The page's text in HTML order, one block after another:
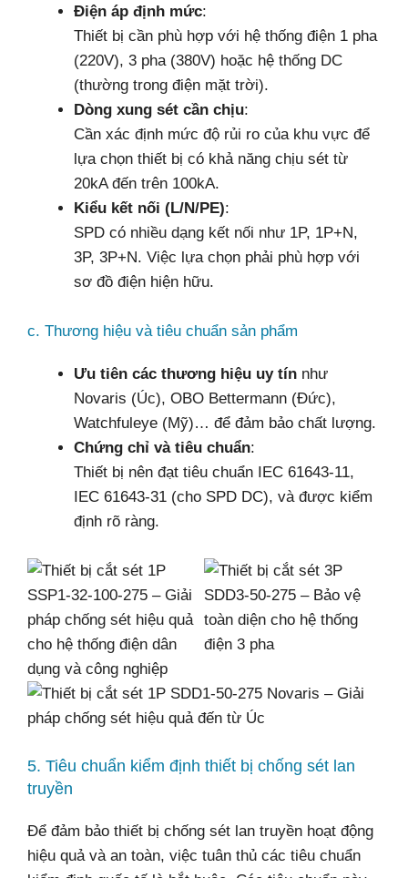
Điện áp định mức:
Thiết bị cần phù hợp với hệ thống điện 1 pha
(220V), 3 pha (380V) hoặc hệ thống DC
(thường trong điện mặt trời).
Dòng xung sét cần chịu:
Cần xác định mức độ rủi ro của khu vực để
lựa chọn thiết bị có khả năng chịu sét từ
20kA đến trên 100kA.
Kiểu kết nối (L/N/PE):
SPD có nhiều dạng kết nối như 1P, 1P+N,
3P, 3P+N. Việc lựa chọn phải phù hợp với
sơ đồ điện hiện hữu.
c. Thương hiệu và tiêu chuẩn sản phẩm
Ưu tiên các thương hiệu uy tín như
Novaris (Úc), OBO Bettermann (Đức),
Watchfuleye (Mỹ)… để đảm bảo chất lượng.
Chứng chỉ và tiêu chuẩn:
Thiết bị nên đạt tiêu chuẩn IEC 61643-11,
IEC 61643-31 (cho SPD DC), và được kiểm
định rõ ràng.
5. Tiêu chuẩn kiểm định thiết bị chống sét lan
truyền
Để đảm bảo thiết bị chống sét lan truyền hoạt động
hiệu quả và an toàn, việc tuân thủ các tiêu chuẩn